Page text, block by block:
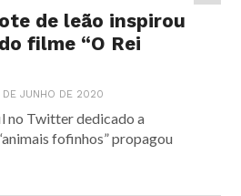
de leão inspirou
filme “O Rei
DE JUNHO DE 2020
no Twitter dedicado a
fofinhos” propagou